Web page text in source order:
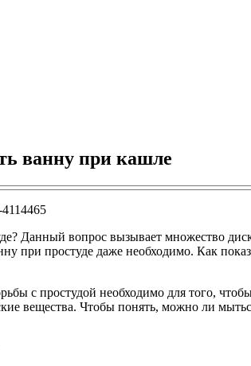
ванну при кашле
Данный вопрос вызывает множество
при простуде даже необходимо. Как
с простудой необходимо для того,
вещества. Чтобы понять, можно ли